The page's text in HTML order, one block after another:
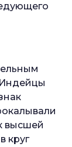
высшей
круг